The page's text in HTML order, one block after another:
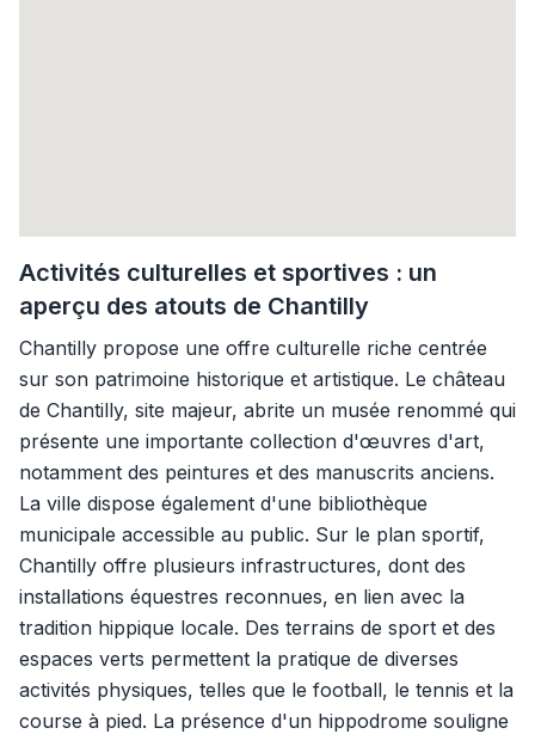
Activités culturelles et sportives : un
aperçu des atouts de Chantilly
Chantilly propose une offre culturelle riche centrée
sur son patrimoine historique et artistique. Le château
de Chantilly, site majeur, abrite un musée renommé qui
présente une importante collection d'œuvres d'art,
notamment des peintures et des manuscrits anciens.
La ville dispose également d'une bibliothèque
municipale accessible au public. Sur le plan sportif,
Chantilly offre plusieurs infrastructures, dont des
installations équestres reconnues, en lien avec la
tradition hippique locale. Des terrains de sport et des
espaces verts permettent la pratique de diverses
activités physiques, telles que le football, le tennis et la
course à pied. La présence d'un hippodrome souligne